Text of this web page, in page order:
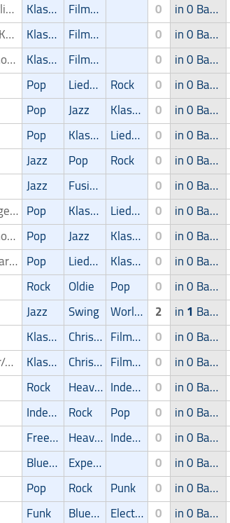
Violinist/Violinenspieler/Geiger Klassik Filmmusik 0 in 0 Band
Songwriter/Komponist Klassik Filmmusik 0 in 0 Band
Pianist/Pianospieler Klassik Filmmusik 0 in 0 Band
Pop Liedermacher Rock 0 in 0 Band
Pop Jazz Klassik 0 in 0 Band
Pop Klassik Liedermacher 0 in 0 Band
Jazz Pop Rock 0 in 0 Band
Jazz Fusion 0 in 0 Band
Sänger/Sängerin Pop Klassik Liedermacher 0 in 0 Band
Pianist/Pianospieler Pop Jazz Klassik 0 in 0 Band
Gitarrist/Gitarrenspieler Pop Liedermacher Klassik 0 in 0 Band
Rock Oldie Pop 0 in 0 Band
Jazz Swing World Music 2 in1 Band
Klassik Christliche Musik Filmmusik 0 in 0 Band
Veranstalter/Auftrittsmoeglichkeit Klassik Christliche Musik Filmmusik 0 in 0 Band
Rock Heavy-Metal Independent 0 in 0 Band
Independent Rock Pop 0 in 0 Band
Freestyle Heavy-Metal Independent 0 in 0 Band
Blues/Swing Experimental 0 in 0 Band
Pop Rock Punk 0 in 0 Band
Funk Blues/Swing Electronic 0 in 0 Band